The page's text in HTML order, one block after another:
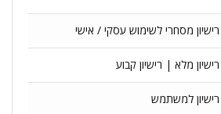
רישיון מסחרי לשימוש עסקי / אישי
רישיון מלא | רישיון קבוע
רישיון למשתמש